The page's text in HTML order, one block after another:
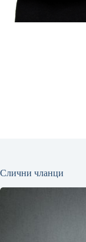
Слични чланци